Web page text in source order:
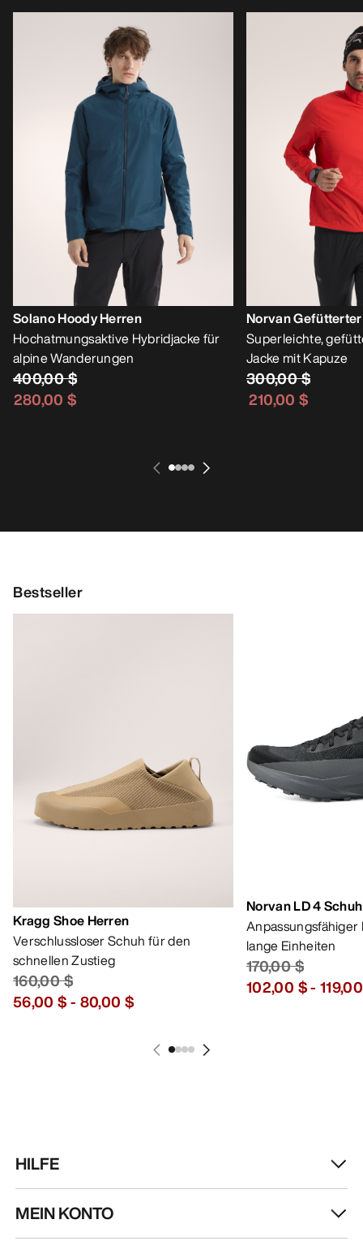
Solano Hoody Herren
Hochatmungsaktive Hybridjacke für
alpine Wanderungen
400,00 $
280,00 $
Norvan
Superleichte,
Jacke mit Kapuze
300,00 $
210,00 $
Bestseller
Kragg Shoe Herren
Verschlussloser Schuh für den
schnellen Zustieg
160,00 $
56,00 $- 80,00 $
Norvan LD 4
lange Einheiten
170,00 $
102,00 $-
HILFE
MEIN KONTO